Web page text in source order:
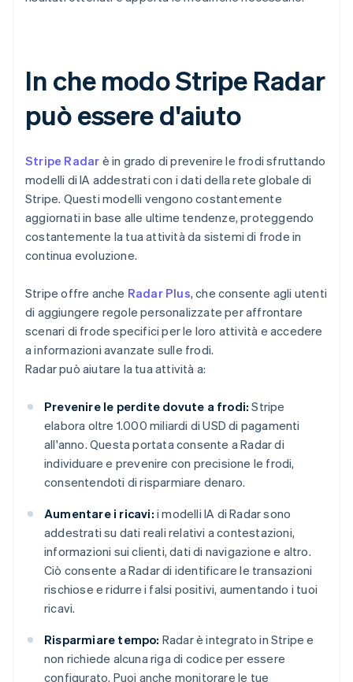
In che modo Stripe Radar
può essere d'aiuto
Stripe Radar è in grado di prevenire le frodi sfruttando
modelli di IA addestrati con i dati della rete globale di
Stripe. Questi modelli vengono costantemente
aggiornati in base alle ultime tendenze, proteggendo
costantemente la tua attività da sistemi di frode in
continua evoluzione.
Stripe offre anche Radar Plus, che consente agli utenti
di aggiungere regole personalizzate per affrontare
scenari di frode specifici per le loro attività e accedere
a informazioni avanzate sulle frodi.
Radar può aiutare la tua attività a:
Prevenire le perdite dovute a frodi: Stripe
elabora oltre 1.000 miliardi di USD di pagamenti
all'anno. Questa portata consente a Radar di
individuare e prevenire con precisione le frodi,
consentendoti di risparmiare denaro.
Aumentare i ricavi: i modelli IA di Radar sono
addestrati su dati reali relativi a contestazioni,
informazioni sui clienti, dati di navigazione e altro.
Ciò consente a Radar di identificare le transazioni
rischiose e ridurre i falsi positivi, aumentando i tuoi
ricavi.
Risparmiare tempo: Radar è integrato in Stripe e
non richiede alcuna riga di codice per essere
configurato. Puoi anche monitorare le tue